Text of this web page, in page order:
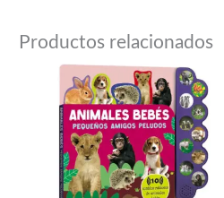
Productos relacionados